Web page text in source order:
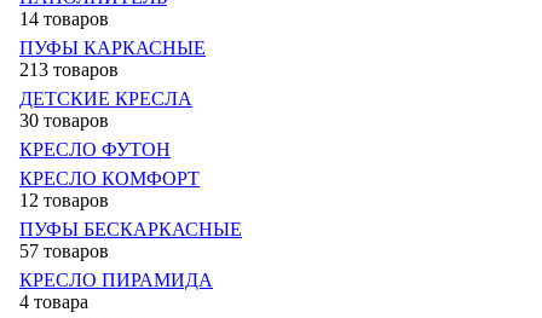
14 товаров
ПУФЫ КАРКАСНЫЕ
213 товаров
ДЕТСКИЕ КРЕСЛА
30 товаров
КРЕСЛО ФУТОН
КРЕСЛО КОМФОРТ
12 товаров
ПУФЫ БЕСКАРКАСНЫЕ
57 товаров
КРЕСЛО ПИРАМИДА
4 товара